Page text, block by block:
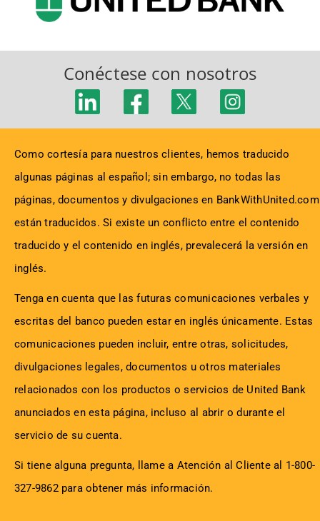
Conéctese con nosotros
Como cortesía para nuestros clientes, hemos traducido
algunas páginas al español; sin embargo, no todas las
páginas, documentos y divulgaciones en BankWithUnited.com
están traducidos. Si existe un conflicto entre el contenido
traducido y el contenido en inglés, prevalecerá la versión en
inglés.
Tenga en cuenta que las futuras comunicaciones verbales y
escritas del banco pueden estar en inglés únicamente. Estas
comunicaciones pueden incluir, entre otras, solicitudes,
divulgaciones legales, documentos u otros materiales
relacionados con los productos o servicios de United Bank
anunciados en esta página, incluso al abrir o durante el
servicio de su cuenta.
Si tiene alguna pregunta, llame a Atención al Cliente al 1-800-
327-9862 para obtener más información.